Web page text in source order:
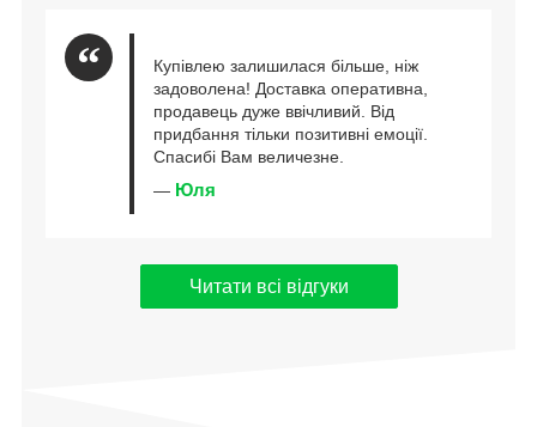
Купівлею залишилася більше, ніж
задоволена! Доставка оперативна,
продавець дуже ввічливий. Від
придбання тільки позитивні емоції.
Спасибі Вам величезне.
— Юля
Читати всі відгуки